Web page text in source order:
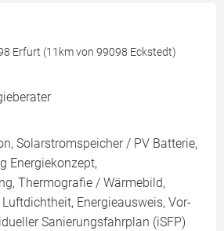
Erfurt (11km von 99098 Eckstedt)
Solarstromspeicher / PV Batterie,
Energiekonzept,
Thermografie / Wärmebild,
Energieausweis, Vor-
Sanierungsfahrplan (iSFP)